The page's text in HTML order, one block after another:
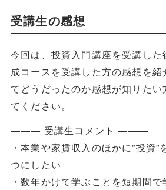
受講生の感想
今回は、投資入門講座を受講し
成コースを受講した方の感想を紹
てどうだったのか感想が知りたい
てください。
――― 受講生コメント ―――
・本業や家賃収入のほかに”投資”
つにしたい
・数年かけて学ぶことを短期間